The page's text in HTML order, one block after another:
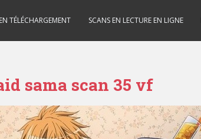
TÉLÉCHARGEMENT SCANS EN LECTURE EN LIGNE
sama scan 35 vf